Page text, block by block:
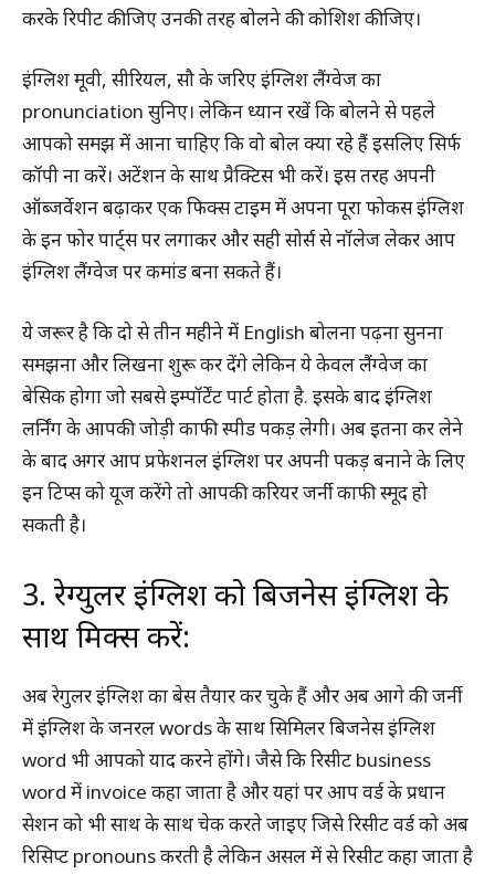
करके रिपीट कीजिए उनकी तरह बोलने की कोशिश कीजिए।
इंग्लिश मूवी, सीरियल, सौ के जरिए इंग्लिश लैंग्वेज का
pronunciation सुनिए। लेकिन ध्यान रखें कि बोलने से पहले
आपको समझ में आना चाहिए कि वो बोल क्या रहे हैं इसलिए सिर्फ
कॉपी ना करें। अटेंशन के साथ प्रैक्टिस भी करें। इस तरह अपनी
ऑब्जर्वेशन बढ़ाकर एक फिक्स टाइम में अपना पूरा फोकस इंग्लिश
के इन फोर पार्ट्स पर लगाकर और सही सोर्स से नॉलेज लेकर आप
इंग्लिश लैंग्वेज पर कमांड बना सकते हैं।
ये जरूर है कि दो से तीन महीने में English बोलना पढ़ना सुनना
समझना और लिखना शुरू कर देंगे लेकिन ये केवल लैंग्वेज का
बेसिक होगा जो सबसे इम्पॉर्टेंट पार्ट होता है. इसके बाद इंग्लिश
लर्निंग के आपकी जोड़ी काफी स्पीड पकड़ लेगी। अब इतना कर लेने
के बाद अगर आप प्रफेशनल इंग्लिश पर अपनी पकड़ बनाने के लिए
इन टिप्स को यूज करेंगे तो आपकी करियर जर्नी काफी स्मूद हो
सकती है।
3. रेग्युलर इंग्लिश को बिजनेस इंग्लिश के
साथ मिक्स करें:
अब रेगुलर इंग्लिश का बेस तैयार कर चुके हैं और अब आगे की जर्नी
में इंग्लिश के जनरल words के साथ सिमिलर बिजनेस इंग्लिश
word भी आपको याद करने होंगे। जैसे कि रिसीट business
word में invoice कहा जाता है और यहां पर आप वर्ड के प्रधान
सेशन को भी साथ के साथ चेक करते जाइए जिसे रिसीट वर्ड को अब
रिसिप्ट pronouns करती है लेकिन असल में से रिसीट कहा जाता है